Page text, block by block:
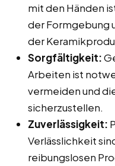
mit den Händen
der Formgebung
der
Sorgfältigkeit:
Arbeiten ist
vermeiden und
sicherzustellen.
Zuverlässigkeit:
Verlässlichkeit
reibungslosen